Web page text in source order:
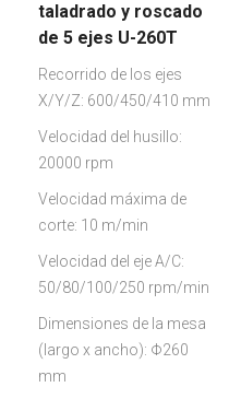
taladrado y roscado
de 5 ejes U-260T
Recorrido de los ejes
X/Y/Z: 600/450/410 mm
Velocidad del husillo:
20000 rpm
Velocidad máxima de
corte: 10 m/min
Velocidad del eje A/C:
50/80/100/250 rpm/min
Dimensiones de la mesa
(largo x ancho): Φ260
mm